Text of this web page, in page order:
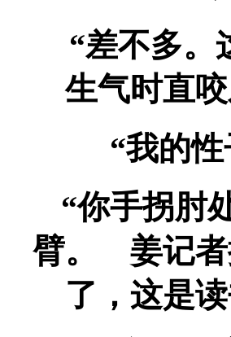
“差不多。
生气时直
“我的性
“你手拐肘
臂。 姜记者
了，这是